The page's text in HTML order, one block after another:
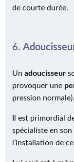
de courte durée.
6.
Un adoucisseur
provoquer une
pression normale).
Il est primordial
spécialiste en
l’installation de